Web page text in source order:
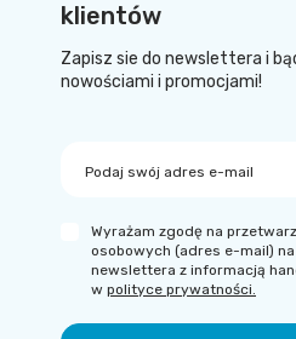
klientów
Zapisz sie do newslettera i
nowościami i promocjami!
Podaj swój adres e-mail
Wyrażam zgodę na
osobowych (adres e-mail)
newslettera z informacją
w polityce prywatności.